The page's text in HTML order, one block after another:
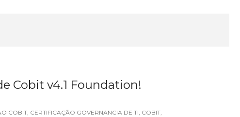
Cobit v4.1 Foundation!
COBIT, CERTIFICAÇÃO GOVERNANCIA DE TI, COBIT,